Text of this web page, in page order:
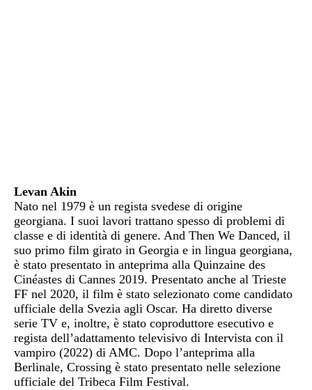
Levan Akin
Nato nel 1979 è un regista svedese di origine
georgiana. I suoi lavori trattano spesso di problemi di
classe e di identità di genere. And Then We Danced, il
suo primo film girato in Georgia e in lingua georgiana,
è stato presentato in anteprima alla Quinzaine des
Cinéastes di Cannes 2019. Presentato anche al Trieste
FF nel 2020, il film è stato selezionato come candidato
ufficiale della Svezia agli Oscar. Ha diretto diverse
serie TV e, inoltre, è stato coproduttore esecutivo e
regista dell’adattamento televisivo di Intervista con il
vampiro (2022) di AMC. Dopo l’anteprima alla
Berlinale, Crossing è stato presentato nelle selezione
ufficiale del Tribeca Film Festival.